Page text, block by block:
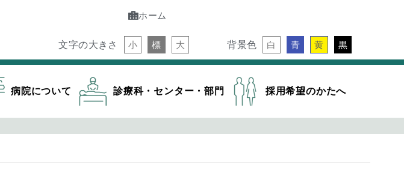
ホーム
文字の大きさ 小 標 大 背景色 白 青 黄 黒
病院について 診療科・センター・部門 採用希望のかたへ